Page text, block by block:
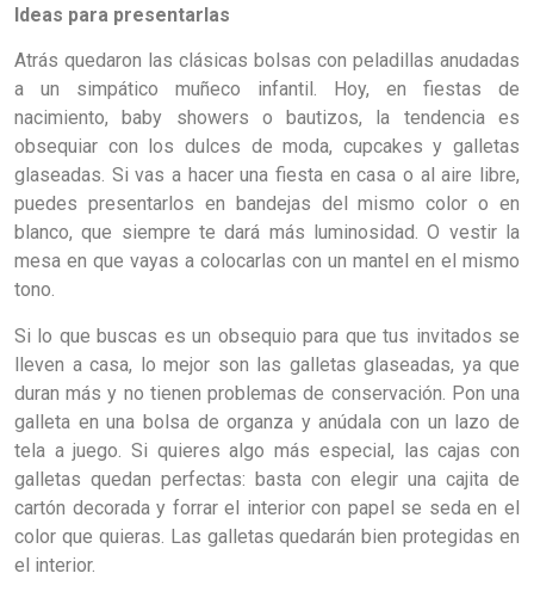
Ideas para presentarlas
Atrás quedaron las clásicas bolsas con peladillas anudadas
a un simpático muñeco infantil. Hoy, en fiestas de
nacimiento, baby showers o bautizos, la tendencia es
obsequiar con los dulces de moda, cupcakes y galletas
glaseadas. Si vas a hacer una fiesta en casa o al aire libre,
puedes presentarlos en bandejas del mismo color o en
blanco, que siempre te dará más luminosidad. O vestir la
mesa en que vayas a colocarlas con un mantel en el mismo
tono.
Si lo que buscas es un obsequio para que tus invitados se
lleven a casa, lo mejor son las galletas glaseadas, ya que
duran más y no tienen problemas de conservación. Pon una
galleta en una bolsa de organza y anúdala con un lazo de
tela a juego. Si quieres algo más especial, las cajas con
galletas quedan perfectas: basta con elegir una cajita de
cartón decorada y forrar el interior con papel se seda en el
color que quieras. Las galletas quedarán bien protegidas en
el interior.